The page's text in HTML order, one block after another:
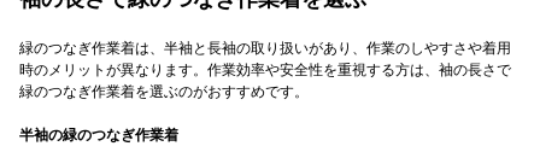
緑のつなぎ作業着は、半袖と長袖の取り扱いがあり、作業のしやすさや着用
時のメリットが異なります。作業効率や安全性を重視する方は、袖の長さで
緑のつなぎ作業着を選ぶのがおすすめです。
半袖の緑のつなぎ作業着